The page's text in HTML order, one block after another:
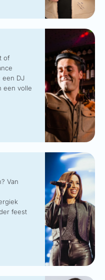
of
een DJ
een volle
Van
feest